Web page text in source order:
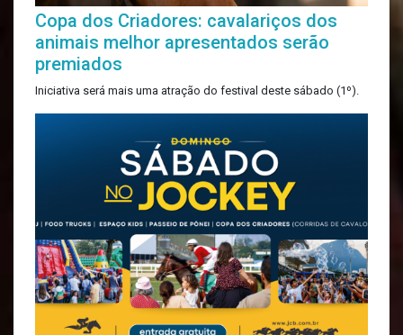
Copa dos Criadores: cavalariços dos
animais melhor apresentados serão
premiados
Iniciativa será mais uma atração do festival deste sábado (1º).